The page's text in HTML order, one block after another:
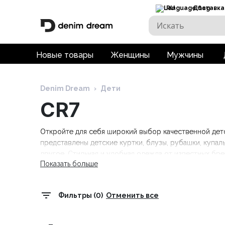
RU Доставка
Новые товары Женщины Мужчины
Denim Dream › Дети
CR7
Откройте для себя широкий выбор качественной
представлены детские куртки, блузы, рубашки,
Tommy Hilfiger Kids, Trespass. Бесплатная доставка
Показать больше
Фильтры (0) Отменить все